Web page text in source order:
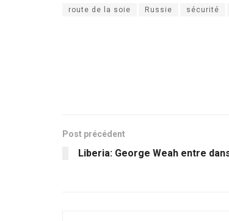
route de la soie Russie sécurité
Post précédent
Liberia: George Weah entre